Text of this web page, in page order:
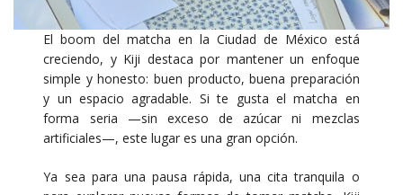
El boom del matcha en la Ciudad de México está
creciendo, y Kiji destaca por mantener un enfoque
simple y honesto: buen producto, buena preparación
y un espacio agradable. Si te gusta el matcha en
forma seria —sin exceso de azúcar ni mezclas
artificiales—, este lugar es una gran opción.
Ya sea para una pausa rápida, una cita tranquila o